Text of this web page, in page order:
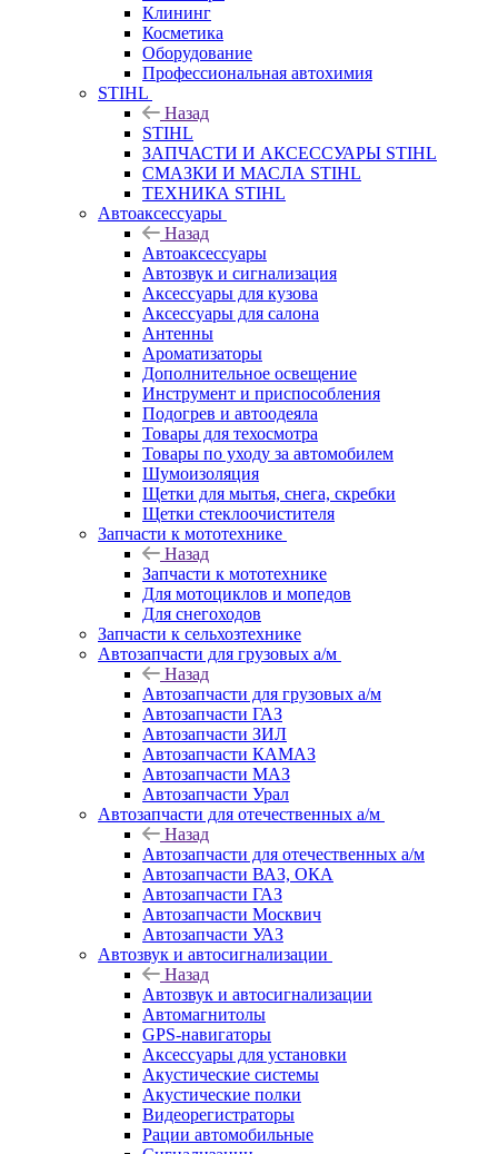
Клининг
Косметика
Оборудование
Профессиональная автохимия
STIHL
Назад
STIHL
ЗАПЧАСТИ И АКСЕССУАРЫ STIHL
СМАЗКИ И МАСЛА STIHL
ТЕХНИКА STIHL
Автоаксессуары
Назад
Автоаксессуары
Автозвук и сигнализация
Аксессуары для кузова
Аксессуары для салона
Антенны
Ароматизаторы
Дополнительное освещение
Инструмент и приспособления
Подогрев и автоодеяла
Товары для техосмотра
Товары по уходу за автомобилем
Шумоизоляция
Щетки для мытья, снега, скребки
Щетки стеклоочистителя
Запчасти к мототехнике
Назад
Запчасти к мототехнике
Для мотоциклов и мопедов
Для снегоходов
Запчасти к сельхозтехнике
Автозапчасти для грузовых а/м
Назад
Автозапчасти для грузовых а/м
Автозапчасти ГАЗ
Автозапчасти ЗИЛ
Автозапчасти КАМАЗ
Автозапчасти МАЗ
Автозапчасти Урал
Автозапчасти для отечественных а/м
Назад
Автозапчасти для отечественных а/м
Автозапчасти ВАЗ, ОКА
Автозапчасти ГАЗ
Автозапчасти Москвич
Автозапчасти УАЗ
Автозвук и автосигнализации
Назад
Автозвук и автосигнализации
Автомагнитолы
GPS-навигаторы
Аксессуары для установки
Акустические системы
Акустические полки
Видеорегистраторы
Рации автомобильные